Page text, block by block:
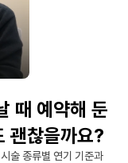
때 예약해 둔
괜찮을까요?
술 종류별 연기 기준과